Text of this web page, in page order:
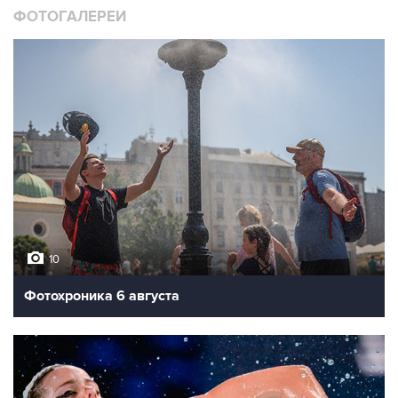
ФОТОГАЛЕРЕИ
10
Фотохроника 6 августа